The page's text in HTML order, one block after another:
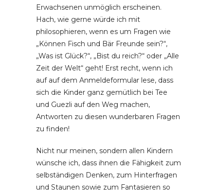
Erwachsenen unmöglich erscheinen.
Hach, wie gerne würde ich mit
philosophieren, wenn es um Fragen wie
„Können Fisch und Bär Freunde sein?“,
„Was ist Glück?“, „Bist du reich?“ oder „Alle
Zeit der Welt“ geht! Erst recht, wenn ich
auf auf dem Anmeldeformular lese, dass
sich die Kinder ganz gemütlich bei Tee
und Guezli auf den Weg machen,
Antworten zu diesen wunderbaren Fragen
zu finden!
Nicht nur meinen, sondern allen Kindern
wünsche ich, dass ihnen die Fähigkeit zum
selbständigen Denken, zum Hinterfragen
und Staunen sowie zum Fantasieren so